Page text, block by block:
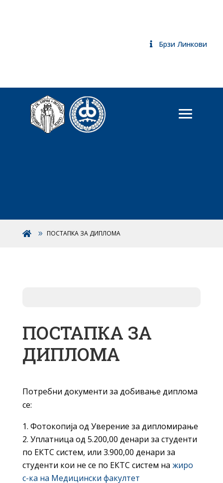
Брзи Линкови
 ПОСТАПКА ЗА ДИПЛОМА
ПОСТАПКА ЗА
ДИПЛОМА
Потребни документи за добивање диплома
се:
Фотокопија од Уверение за дипломирање
Уплатница од 5.200,00 денари за студенти
по ЕКТС систем, или 3.900,00 денари за
студенти кои не се по ЕКТС систем на жиро
с-ка на Медицински факултет